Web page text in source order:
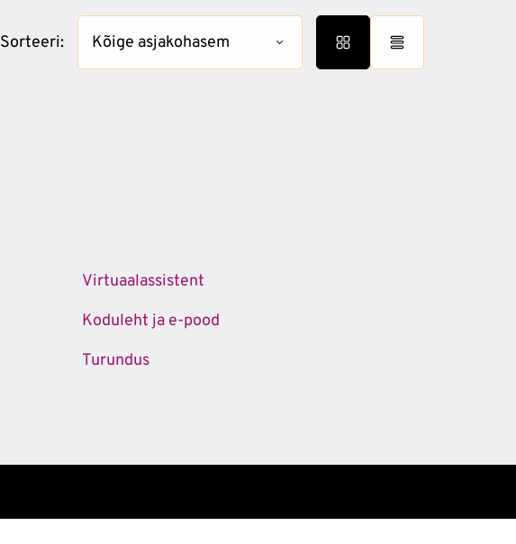
Sorteeri: Kõige asjakohasem
Virtuaalassistent
Koduleht ja e-pood
Turundus